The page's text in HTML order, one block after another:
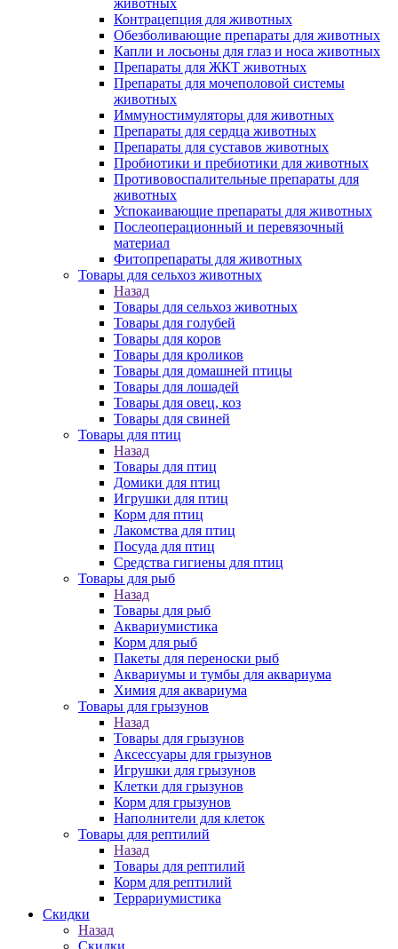
животных
Контрацепция для животных
Обезболивающие препараты для животных
Капли и лосьоны для глаз и носа животных
Препараты для ЖКТ животных
Препараты для мочеполовой системы
животных
Иммуностимуляторы для животных
Препараты для сердца животных
Препараты для суставов животных
Пробиотики и пребиотики для животных
Противовоспалительные препараты для
животных
Успокаивающие препараты для животных
Послеоперационный и перевязочный
материал
Фитопрепараты для животных
Товары для сельхоз животных
Назад
Товары для сельхоз животных
Товары для голубей
Товары для коров
Товары для кроликов
Товары для домашней птицы
Товары для лошадей
Товары для овец, коз
Товары для свиней
Товары для птиц
Назад
Товары для птиц
Домики для птиц
Игрушки для птиц
Корм для птиц
Лакомства для птиц
Посуда для птиц
Средства гигиены для птиц
Товары для рыб
Назад
Товары для рыб
Аквариумистика
Корм для рыб
Пакеты для переноски рыб
Аквариумы и тумбы для аквариума
Химия для аквариума
Товары для грызунов
Назад
Товары для грызунов
Аксессуары для грызунов
Игрушки для грызунов
Клетки для грызунов
Корм для грызунов
Наполнители для клеток
Товары для рептилий
Назад
Товары для рептилий
Корм для рептилий
Террариумистика
Скидки
Назад
Скидки